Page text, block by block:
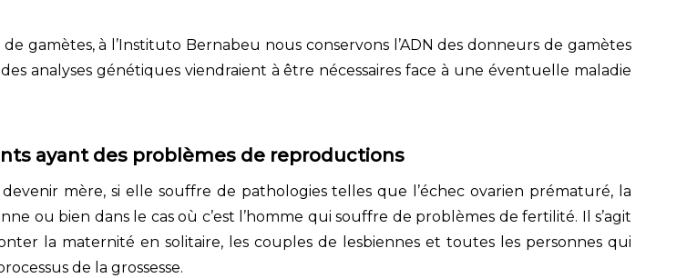
gamètes, à l’Instituto Bernabeu nous conservons l’ADN des donneurs de gamètes
analyses génétiques viendraient à être nécessaires face à une éventuelle maladie
ayant des problèmes de reproductions
mère, si elle souffre de pathologies telles que l’échec ovarien prématuré, la
ou bien dans le cas où c’est l’homme qui souffre de problèmes de fertilité. Il s’agit
la maternité en solitaire, les couples de lesbiennes et toutes les personnes qui
de la grossesse.